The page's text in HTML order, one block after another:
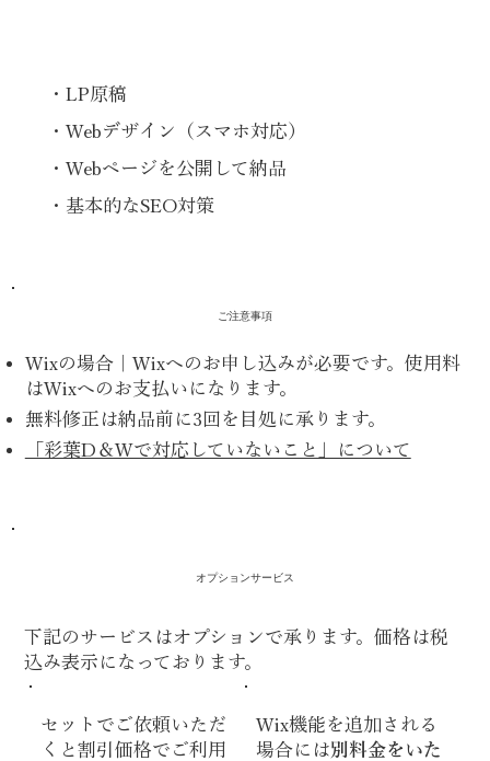
・LP原稿
・Webデザイン（スマホ対応）
・Webページを公開して納品
・基本的なSEO対策
ご注意事項
Wixの場合｜Wixへのお申し込みが必要です。使用料
はWixへのお支払いになります。
無料修正は納品前に3回を目処に承ります。
「彩葉D＆Wで対応していないこと」について
オプションサービス
下記のサービスはオプションで承ります。価格は税
込み表示になっております。
セットでご依頼いただ
くと割引価格でご利用
Wix機能を追加される
場合には別料金をいた